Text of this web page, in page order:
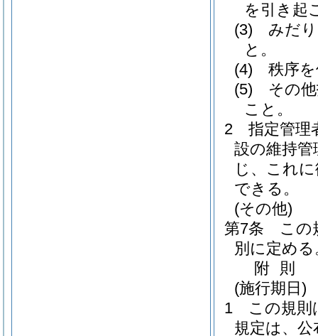
を引き起
(3)
みだ
と。
(4)
秩序
(5)
その
こと。
2
指定管理
設の維持
じ、これ
できる。
(その他)
第7条
この
別に定める
附 則
(施行期日)
1
この規則
規定は、